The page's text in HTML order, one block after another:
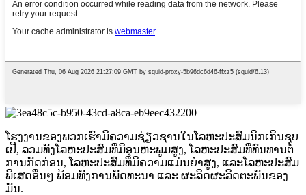
ໂຮງງານຂອງພວກເຮົາມີຄວາມຊ່ຽວຊານໃນໂລຫະປະສົມນິກເກີນຊຸບ
ເປີ, ລວມທັງໂລຫະປະສົມທີ່ມີອຸນຫະພູມສູງ, ໂລຫະປະສົມທີ່ທົນທານຕໍ່
ການກັດກ່ອນ, ໂລຫະປະສົມທີ່ມີຄວາມແມ່ນຍໍາສູງ, ແລະໂລຫະປະສົມ
ພິເສດອື່ນໆ ພ້ອມທັງການພັດທະນາ ແລະ ຜະລິດຜະລິດຕະພັນຂອງ
ມັນ.